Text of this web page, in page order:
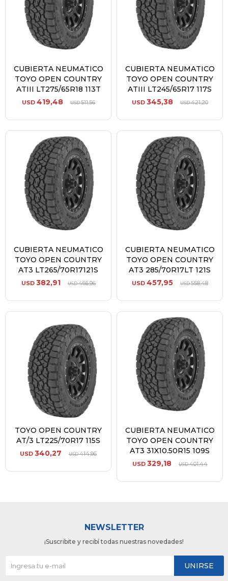
CUBIERTA NEUMATICO
TOYO OPEN COUNTRY
ATIII LT275/65R18 113T
USD 419,48 USD511,56
CUBIERTA NEUMATICO
TOYO OPEN COUNTRY
ATIII LT245/65R17 117S
USD 345,38 USD421,20
CUBIERTA NEUMATICO
TOYO OPEN COUNTRY
AT3 LT265/70R17121S
USD 382,91 USD466,96
CUBIERTA NEUMATICO
TOYO OPEN COUNTRY
AT3 285/70R17LT 121S
USD 457,95 USD558,48
TOYO OPEN COUNTRY
AT/3 LT225/70R17 115S
USD 340,27 USD414,96
CUBIERTA NEUMATICO
TOYO OPEN COUNTRY
AT3 31X10.50R15 109S
USD 329,18 USD401,44
NEWSLETTER
¡Suscribite y recibí todas nuestras novedades!
UNIRSE